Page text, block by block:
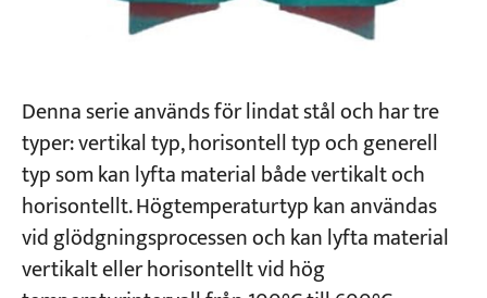
Denna serie används för lindat stål och har tre
typer: vertikal typ, horisontell typ och generell
typ som kan lyfta material både vertikalt och
horisontellt. Högtemperaturtyp kan användas
vid glödgningsprocessen och kan lyfta material
vertikalt eller horisontellt vid hög